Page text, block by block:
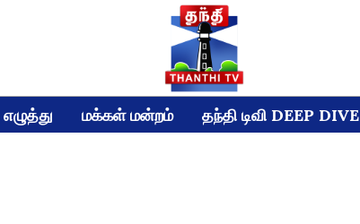
மக்கள் மன்றம் தந்தி டிவி DEEP DIVE